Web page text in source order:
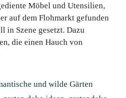
Möbel und Utensilien,
auf dem Flohmarkt gefunden
in Szene gesetzt. Dazu
die einen Hauch von
und wilde Gärten